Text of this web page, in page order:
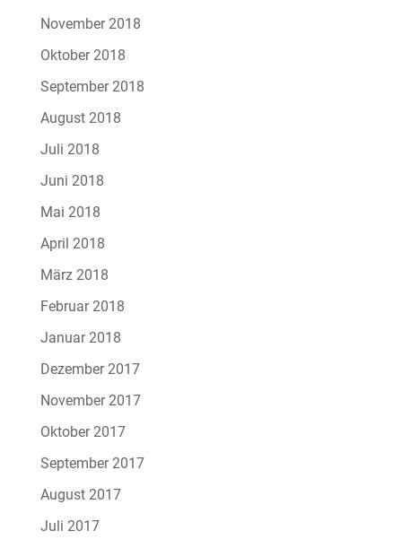
November 2018
Oktober 2018
September 2018
August 2018
Juli 2018
Juni 2018
Mai 2018
April 2018
März 2018
Februar 2018
Januar 2018
Dezember 2017
November 2017
Oktober 2017
September 2017
August 2017
Juli 2017